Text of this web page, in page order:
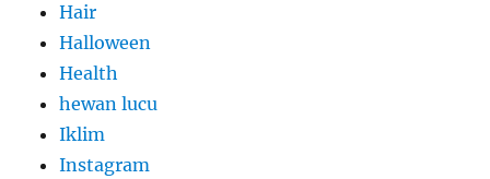
Hair
Halloween
Health
hewan lucu
Iklim
Instagram